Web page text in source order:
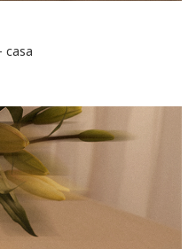
casa